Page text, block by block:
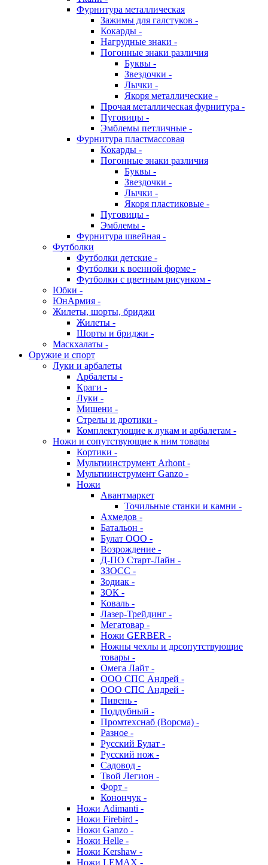
Фурнитура металлическая
Зажимы для галстуков -
Кокарды -
Нагрудные знаки -
Погонные знаки различия
Буквы -
Звездочки -
Лычки -
Якоря металлические -
Прочая металлическая фурнитура -
Пуговицы -
Эмблемы петличные -
Фурнитура пластмассовая
Кокарды -
Погонные знаки различия
Буквы -
Звездочки -
Лычки -
Якоря пластиковые -
Пуговицы -
Эмблемы -
Фурнитура швейная -
Футболки
Футболки детские -
Футболки к военной форме -
Футболки с цветным рисунком -
Юбки -
ЮнАрмия -
Жилеты, шорты, бриджи
Жилеты -
Шорты и бриджи -
Маскхалаты -
Оружие и спорт
Луки и арбалеты
Арбалеты -
Краги -
Луки -
Мишени -
Стрелы и дротики -
Комплектующие к лукам и арбалетам -
Ножи и сопутствующие к ним товары
Кортики -
Мультиинструмент Arhont -
Мультиинструмент Ganzo -
Ножи
Авантмаркет
Точильные станки и камни -
Ахмедов -
Батальон -
Булат ООО -
Возрождение -
Д-ПО Старт-Лайн -
ЗЗОСС -
Зодиак -
ЗОК -
Коваль -
Лазер-Трейдинг -
Мегатовар -
Ножи GERBER -
Ножны чехлы и дрсопутствующие
товары -
Омега Лайт -
ООО СПС Андрей -
ООО СПС Андрей -
Пивень -
Поддубный -
Промтехснаб (Ворсма) -
Разное -
Русский Булат -
Русский нож -
Садовод -
Твой Легион -
Форт -
Конончук -
Ножи Adimanti -
Ножи Firebird -
Ножи Ganzo -
Ножи Helle -
Ножи Kershaw -
Ножи LEMAX -